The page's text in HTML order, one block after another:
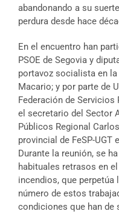
abandonando a su
perdura desde hace
En el encuentro han
PSOE de Segovia y
portavoz socialista en
Macario; y por parte de
Federación de Servicios
el secretario del Sector
Públicos Regional
provincial de FeSP-UGT
Durante la reunión, se
habituales retrasos en
incendios, que perpetúa
número de estos
condiciones que han de